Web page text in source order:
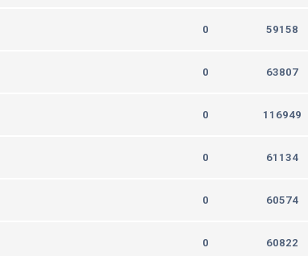
0 59158
0 63807
0 116949
0 61134
0 60574
0 60822